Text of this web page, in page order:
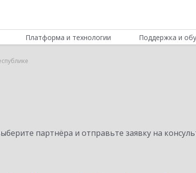
Платформа и технологии Поддержка и
партнёра и отправьте заявку на